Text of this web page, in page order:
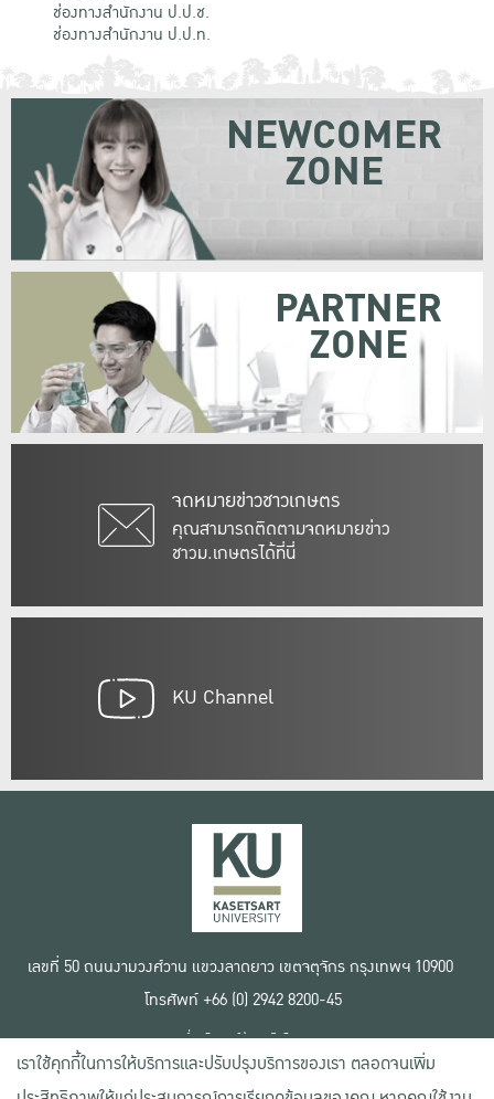
ช่องทางสำนักงาน ป.ป.ช.
ช่องทางสำนักงาน ป.ป.ท.
จดหมายข่าวชาวเกษตร
คุณสามารถติดตามจดหมายข่าว
ชาวม.เกษตรได้ที่นี่
NEWCOMER
ZONE
PARTNER
ZONE
KU Channel
เลขที่ 50 ถนนงามวงศ์วาน แขวงลาดยาว เขตจตุจักร กรุงเทพฯ 10900
โทรศัพท์ +66 (0) 2942 8200-45
เงื่อนไขการใช้งานเว็บไซต์
ข้อตกลงด้านสิทธิ์ใช้งาน
นโยบายความเป็นส่วนตัว
เราใช้คุกกี้ในการให้บริการและปรับปรุงบริการของเรา ตลอดจนเพิ่ม